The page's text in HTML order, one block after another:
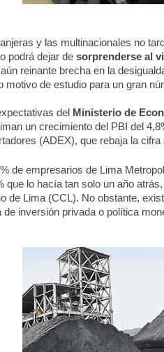
y las multinacionales no
podrá dejar de sorprenderse al
reinante brecha en la
motivo de estudio para un gran
del Ministerio de
un crecimiento del PBI del
(ADEX), que rebaja la cifra
de empresarios de Lima
que lo hacía tan solo un año
de Lima (CCL). No obstante,
de inversión privada o política